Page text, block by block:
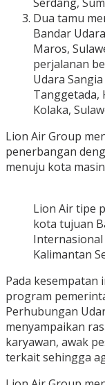
Dua tamu
Bandar
Maros,
perjalanan
Udara
Tanggetada,
Kolaka,
Lion Air Group
penerbangan
menuju kota
Lion Air tipe
kota tujuan
Kalimantan
Pada kesempatan
program
Perhubungan
menyampaikan
karyawan, awak
terkait sehingga